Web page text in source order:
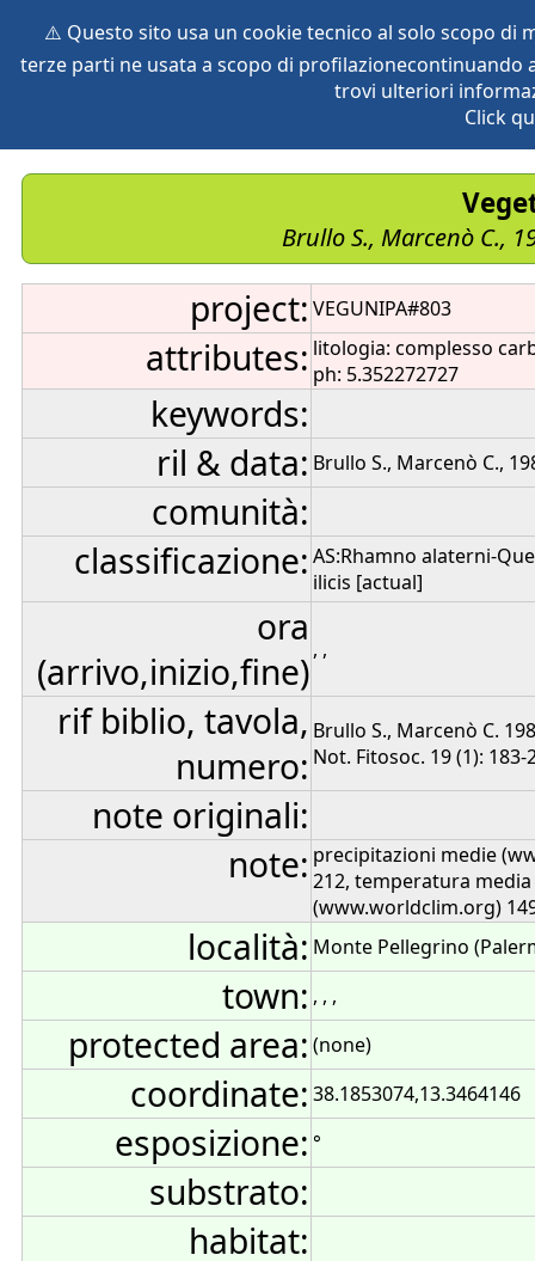
⚠️ Questo sito usa un cookie tecnico al solo scopo di
terze parti ne usata a scopo di
trovi ulteriori
Click
vegetation global db
Brullo S., Marcenò C.,
project: VEGUNIPA#803
attributes: litologia: complesso
ph: 5.352272727
keywords:
ril & data: Brullo S., Marcenò C.,
comunità:
classificazione: AS:Rhamno alaterni-
ilicis [actual]
ora
(arrivo,inizio,fine), ,
rif biblio, tavola,
numero:
Brullo S., Marcenò C.
Not. Fitosoc. 19 (1): 183-
note originali:
note: precipitazioni medie
212, temperatura
(www.worldclim.org)
località: Monte Pellegrino
town: , , ,
protected area: (none)
coordinate: 38.1853074,13.3464146
esposizione: °
substrato:
habitat: